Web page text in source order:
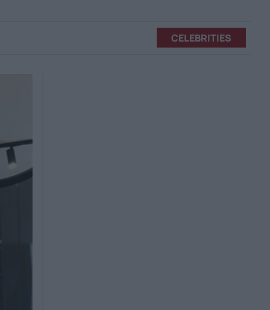
CELEBRITIES